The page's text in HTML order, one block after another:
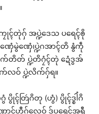
တုဲဂှ် အပ္ဍဲဒေသ ပရေၚ်ၜို
မွဲဏှေံ၊ပ္ဍဲဂအာၚ်တိ နွံကဵု
တိတ် ပ္ဍဲတိဂၠံၚ်တုဲ ဍေံဒွအ်
က်လဝ် ပ္ဍဲလိက်ဂှ်ရ။
ၚ်တြဴဂိတု (ဟွံ) ပွိုၚ်ဒ္စါံဂိ
ာၚ်ဟီုဂှ်လေဝ် ဒှ်ပရေၚ်အရီု